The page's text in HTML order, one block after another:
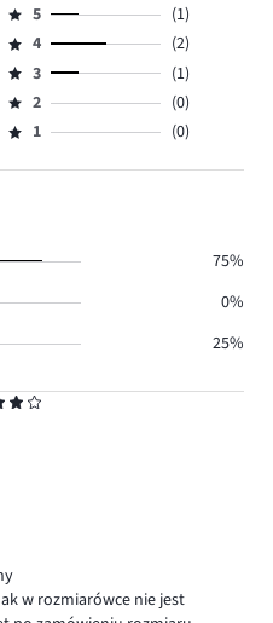
w rozmiarówce nie jest
Ocena
5,
ilość
głosów
1.
5
(1)
Ocena
4,
ilość
głosów
4
(2)
Ocena
3,
ilość
3
(1)
Ocena
2,
2
(0)
Ocena
1,
1 (0)
75%
0%
25%